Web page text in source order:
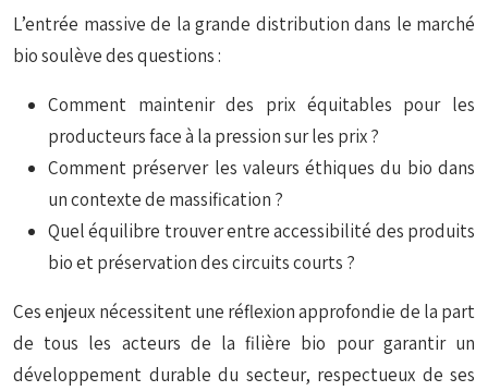
L’entrée massive de la grande distribution dans le marché
bio soulève des questions :
Comment maintenir des prix équitables pour les
producteurs face à la pression sur les prix ?
Comment préserver les valeurs éthiques du bio dans
un contexte de massification ?
Quel équilibre trouver entre accessibilité des produits
bio et préservation des circuits courts ?
Ces enjeux nécessitent une réflexion approfondie de la part
de tous les acteurs de la filière bio pour garantir un
développement durable du secteur, respectueux de ses